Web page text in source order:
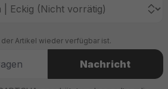
Artikel wieder verfügbar ist.
Nachricht